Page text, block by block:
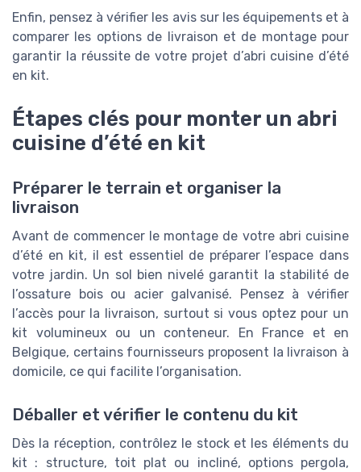
Enfin, pensez à vérifier les avis sur les équipements et à
comparer les options de livraison et de montage pour
garantir la réussite de votre projet d’abri cuisine d’été
en kit.
Étapes clés pour monter un abri
cuisine d’été en kit
Préparer le terrain et organiser la
livraison
Avant de commencer le montage de votre abri cuisine
d’été en kit, il est essentiel de préparer l’espace dans
votre jardin. Un sol bien nivelé garantit la stabilité de
l’ossature bois ou acier galvanisé. Pensez à vérifier
l’accès pour la livraison, surtout si vous optez pour un
kit volumineux ou un conteneur. En France et en
Belgique, certains fournisseurs proposent la livraison à
domicile, ce qui facilite l’organisation.
Déballer et vérifier le contenu du kit
Dès la réception, contrôlez le stock et les éléments du
kit : structure, toit plat ou incliné, options pergola,